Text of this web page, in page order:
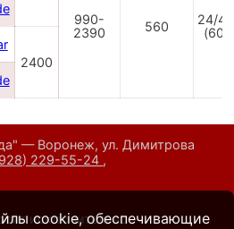
990-
2390
560
24/
2400
— Воронеж, ул. Димитрова
229-55-24 ,
исключительно
cookie, обеспечивающие